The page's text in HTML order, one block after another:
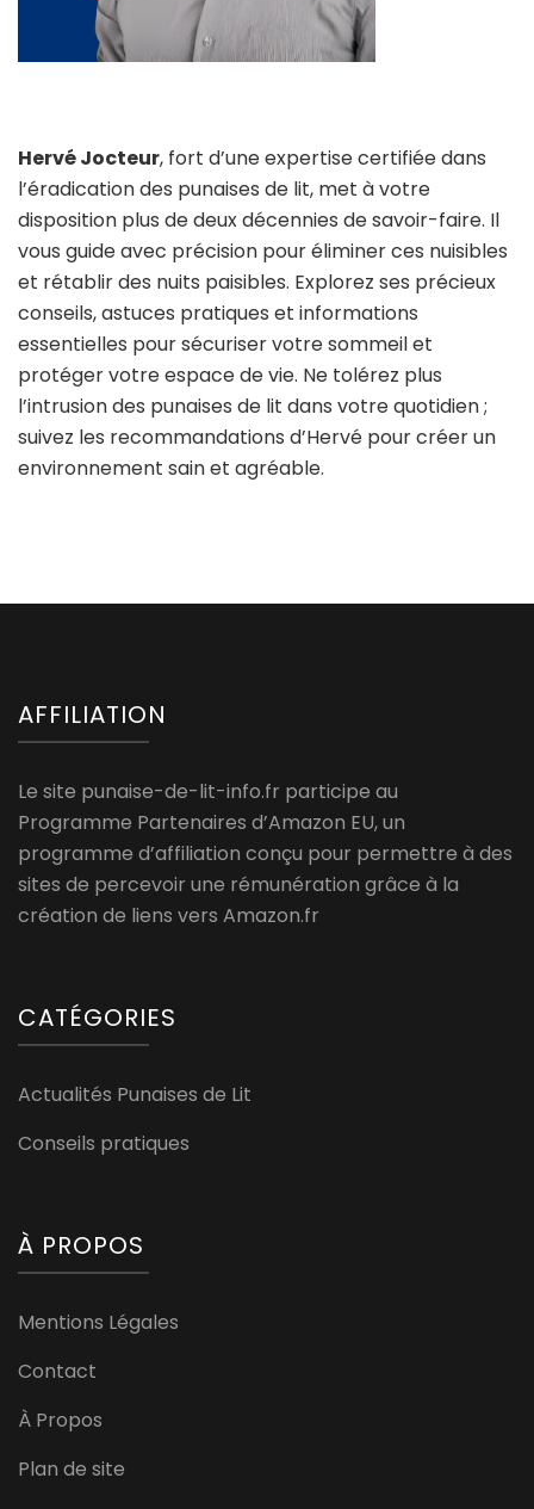
Hervé Jocteur, fort d’une expertise certifiée dans
l’éradication des punaises de lit, met à votre
disposition plus de deux décennies de savoir-faire. Il
vous guide avec précision pour éliminer ces nuisibles
et rétablir des nuits paisibles. Explorez ses précieux
conseils, astuces pratiques et informations
essentielles pour sécuriser votre sommeil et
protéger votre espace de vie. Ne tolérez plus
l’intrusion des punaises de lit dans votre quotidien ;
suivez les recommandations d’Hervé pour créer un
environnement sain et agréable.
AFFILIATION
Le site punaise-de-lit-info.fr participe au
Programme Partenaires d’Amazon EU, un
programme d’affiliation conçu pour permettre à des
sites de percevoir une rémunération grâce à la
création de liens vers Amazon.fr
CATÉGORIES
Actualités Punaises de Lit
Conseils pratiques
À PROPOS
Mentions Légales
Contact
À Propos
Plan de site